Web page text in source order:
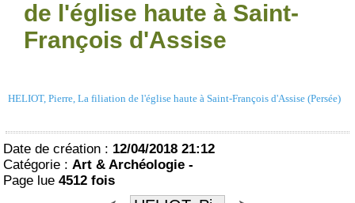
de l'église haute à Saint-
François d'Assise
HELIOT, Pierre, La filiation de l'église haute à Saint-François d'Assise (Persée)
Date de création : 12/04/2018 21:12
Catégorie : Art & Archéologie -
Page lue 4512 fois